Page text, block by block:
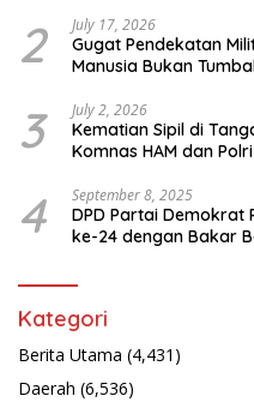
2 July 17, 2026
Gugat Pendekatan
Manusia Bukan
3 July 2, 2026
Kematian Sipil di
Komnas HAM dan
4 September 8, 2025
DPD Partai Demokrat
ke-24 dengan Bakar
Kategori
Berita Utama (4,431)
Daerah (6,536)